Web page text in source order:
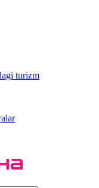
turizm